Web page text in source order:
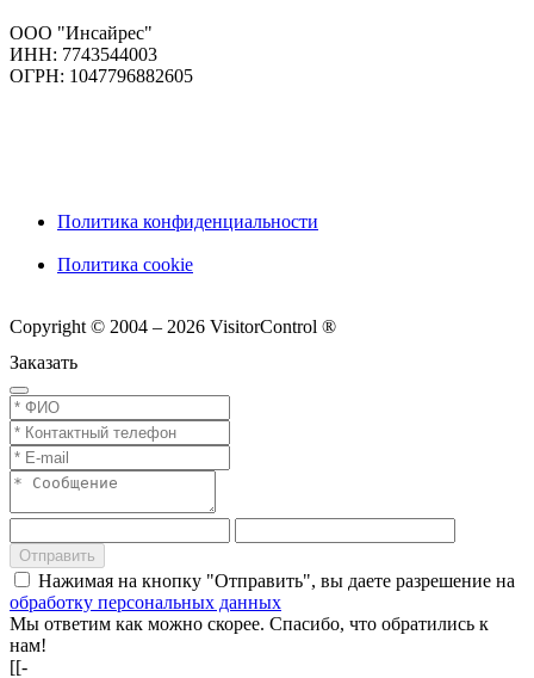
ООО "Инсайрес"
ИНН: 7743544003
ОГРН: 1047796882605
Политика конфиденциальности
Политика cookie
Copyright © 2004 – 2026 VisitorControl ®
Заказать
Отправить
Нажимая на кнопку "Отправить", вы даете разрешение на
обработку персональных данных
Мы ответим как можно скорее. Спасибо, что обратились к
нам!
[[-